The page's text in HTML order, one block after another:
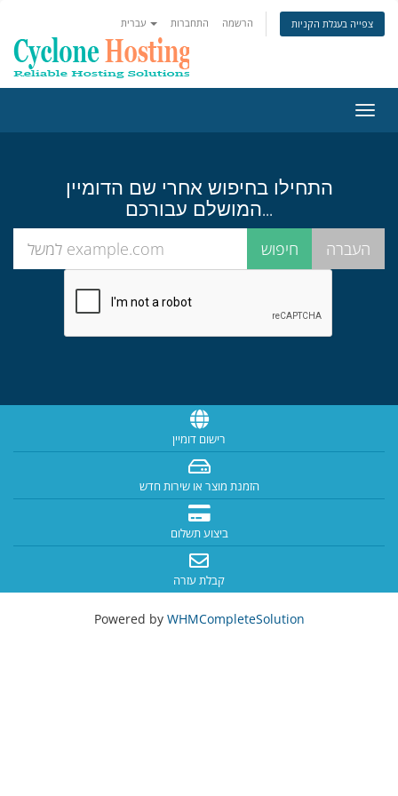
התחברות הרשמה צפייה בעגלת הקניות
ניווט
התחילו בחיפוש אחרי שם הדומיין
המושלם עבורכם...
רישום דומיין
הזמנת מוצר או שירות חדש
ביצוע תשלום
קבלת עזרה
Powered by WHMCompleteSolution